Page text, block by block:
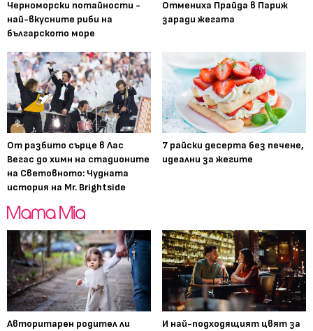
Черноморски потайности -
най-вкусните риби на
българското море
Отмениха Прайда в Париж
заради жегата
От разбито сърце в Лас
Вегас до химн на стадионите
на Световното: Чудната
история на Mr. Brightside
7 райски десерта без печене,
идеални за жегите
Авторитарен родител ли
И най-подходящият цвят за